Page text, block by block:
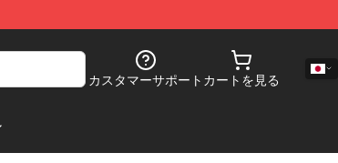
カスタマーサポート カートを見る